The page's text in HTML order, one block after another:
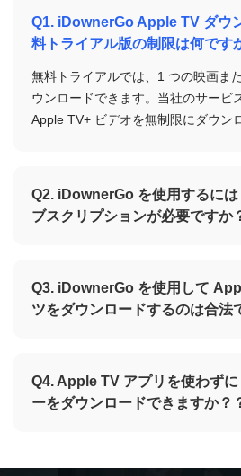
Q1. iDownerGo Apple TV ダウ
料トライアル版の制限は何です
無料トライアルでは、1 つの映画ま
ウンロードできます。当社のサービ
Apple TV+ ビデオを無制限にダウン
Q2. iDownerGo を使用するに
ブスクリプションが必要ですか
Q3. iDownerGo を使用して
ツをダウンロードするのは合法
Q4. Apple TV アプリを使わず
ーをダウンロードできますか？